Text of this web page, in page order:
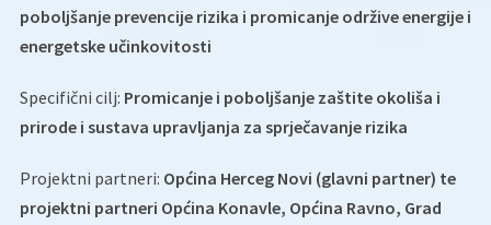
poboljšanje prevencije rizika i promicanje održive energije i
energetske učinkovitosti
Specifični cilj: Promicanje i poboljšanje zaštite okoliša i
prirode i sustava upravljanja za sprječavanje rizika
Projektni partneri: Općina Herceg Novi (glavni partner) te
projektni partneri Općina Konavle, Općina Ravno, Grad